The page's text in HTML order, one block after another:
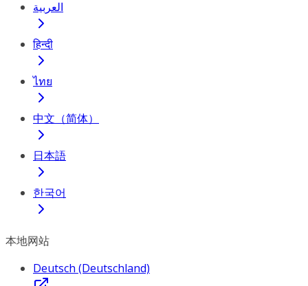
العربية
हिन्दी
ไทย
中文（简体）
日本語
한국어
本地网站
Deutsch (Deutschland)